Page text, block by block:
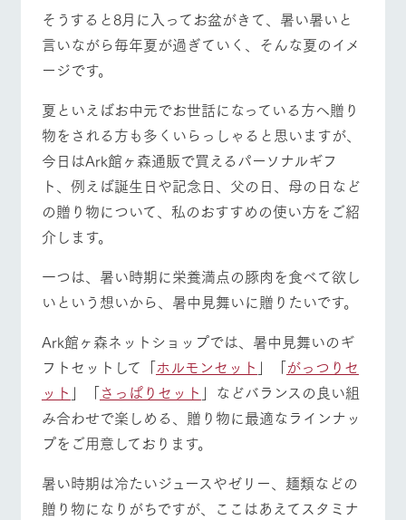
営業時
間・料金
交通アク
セス
よくいた
だく質問
団体のお
客様へ
お連れの
お客様へ
お問い合
料請求
自然環境の中、
季節の移り変わ
りを存分に味わ
て、学ぶ。館ヶ
森の雄大な自然
なかで動物とふ
ツリーハウスや
各種体験教室な
ど、楽しみなが
レストラ
ン
牧場の生産品を
知り尽くした料
理人が腕を振
い、ビュッフェ
スタイルで提供
ショップ
／お買い
物
丹精込めて育て
た生産品をはじ
め、牧場産の逸
牧場マッ
プ
牧場マップのダ
ウンロード
周遊バス
遊バスのご案内
お知らせ
ブログ
お問い合わせ・資料請求
生産品カタログ・資料DL
English (Google Translate)
ネットショップ
個人情報取扱いについて
イベント/フェア レストラン/BBQ フラワーガーデン
動物とふれあう アクティビティ/体験 ショップ/お買い物
牧場マップを見る 周遊バス
営業時間・料金 交通アクセス
よくあるご質問
団体のお客様へ
ペットをお連れの
お客様へ お問い合わせ
そうすると8月に入ってお盆がきて、暑い暑いと
言いながら毎年夏が過ぎていく、そんな夏のイメ
ージです。
夏といえばお中元でお世話になっている方へ贈り
物をされる方も多くいらっしゃると思いますが、
今日はArk館ヶ森通販で買えるパーソナルギフ
ト、例えば誕生日や記念日、父の日、母の日など
の贈り物について、私のおすすめの使い方をご紹
介します。
一つは、暑い時期に栄養満点の豚肉を食べて欲し
いという想いから、暑中見舞いに贈りたいです。
Ark館ヶ森ネットショップでは、暑中見舞いのギ
フトセットして「ホルモンセット 」「がっつりセ
ット 」「さっぱりセット 」などバランスの良い組
み合わせで楽しめる、贈り物に最適なラインナッ
プをご用意しております。
暑い時期は冷たいジュースやゼリー、麺類などの
贈り物になりがちですが、ここはあえてスタミナ